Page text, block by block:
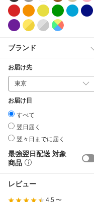
ブランド
お届け先
お届け日
すべて
翌日届く
翌々日までに届く
最強翌日配送 対象
商品
レビュー
4.5 〜